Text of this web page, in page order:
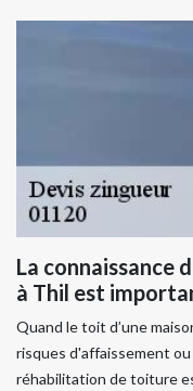
La connaissance
à Thil est
Quand le toit d’une
risques d'affaissement
réhabilitation de toiture